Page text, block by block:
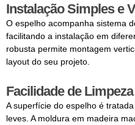
Instalação Simples e
O espelho acompanha sistema
facilitando a instalação em
robusta permite montagem
layout do seu projeto.
Facilidade de
A superfície do espelho é
leves. A moldura em madeira